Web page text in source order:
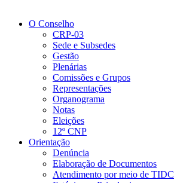
O Conselho
CRP-03
Sede e Subsedes
Gestão
Plenárias
Comissões e Grupos
Representações
Organograma
Notas
Eleições
12º CNP
Orientação
Denúncia
Elaboração de Documentos
Atendimento por meio de TIDC